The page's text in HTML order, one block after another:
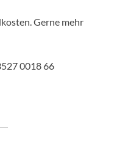
Gerne mehr
0018 66